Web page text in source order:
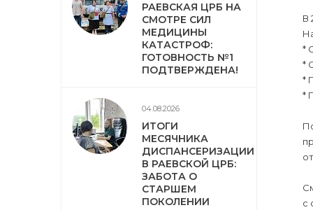
РАЕВСКАЯ ЦРБ НА
СМОТРЕ СИЛ
МЕДИЦИНЫ
КАТАСТРОФ:
ГОТОВНОСТЬ №1
ПОДТВЕРЖДЕНА!
04.08.2026
ИТОГИ
МЕСЯЧНИКА
ДИСПАНСЕРИЗАЦИИ
В РАЕВСКОЙ ЦРБ:
ЗАБОТА О
СТАРШЕМ
ПОКОЛЕНИИ
В
*
*
*
*
с